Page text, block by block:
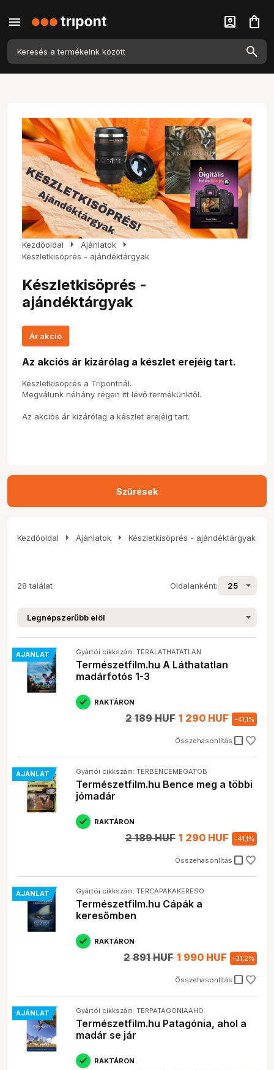
menu account_box shopping_bag
Kezdőoldal arrow_right Ajánlatok arrow_right
Készletkisöprés - ajándéktárgyak
Készletkisöprés -
ajándéktárgyak
Ár akció
Az akciós ár kizárólag a készlet erejéig tart.
Készletkisöprés a Tripontnál.
Megválunk néhány régen itt lévő termékünktől.
Az akciós ár kizárólag a készlet erejéig tart.
Kezdőoldal arrow_right Ajánlatok arrow_right Készletkisöprés - ajándéktárgyak
28 találat Oldalanként:
AJÁNLAT Gyártói cikkszám: TERALATHATATLAN
Természetfilm.hu A Láthatatlan
madárfotós 1-3
RAKTÁRON
Összehasonlítás check_box_outline_blank
2 189 HUF 1 290 HUF -41,1%
AJÁNLAT Gyártói cikkszám: TERBENCEMEGATOB
Természetfilm.hu Bence meg a többi
jómadár
RAKTÁRON
Összehasonlítás check_box_outline_blank
2 189 HUF 1 290 HUF -41,1%
AJÁNLAT Gyártói cikkszám: TERCAPAKAKERESO
Természetfilm.hu Cápák a
keresőmben
RAKTÁRON
Összehasonlítás check_box_outline_blank
2 891 HUF 1 990 HUF -31,2%
AJÁNLAT Gyártói cikkszám: TERPATAGONIAAHO
Természetfilm.hu Patagónia, ahol a
madár se jár
RAKTÁRON
Szűrések